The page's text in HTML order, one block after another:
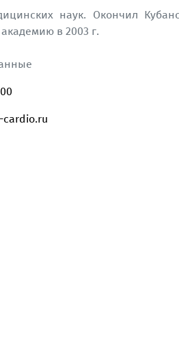
наук. Окончил
в 2003 г.